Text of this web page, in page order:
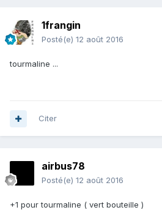
1frangin
Posté(e) 12 août 2016
tourmaline ...
Citer
airbus78
Posté(e) 12 août 2016
+1 pour tourmaline ( vert bouteille )